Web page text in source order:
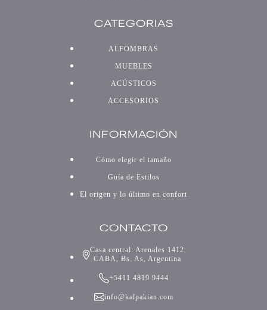
CATEGORIAS
ALFOMBRAS
MUEBLES
ACÚSTICOS
ACCESORIOS
INFORMACIÓN
Cómo elegir el tamaño
Guía de Estilos
El origen y lo último en confort
CONTACTO
Casa central: Arenales 1412
CABA, Bs. As, Argentina
+5411 4819 9444
info@kalpakian.com